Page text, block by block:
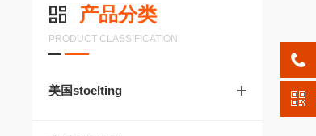
产品分类
PRODUCT CLASSIFICATION
美国stoelting